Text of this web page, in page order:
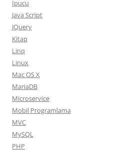
İpucu
Java Script
JQuery
Kitap
Linq
Linux
Mac OS X
MariaDB
Microservice
Mobil Programlama
MVC
MySQL
PHP